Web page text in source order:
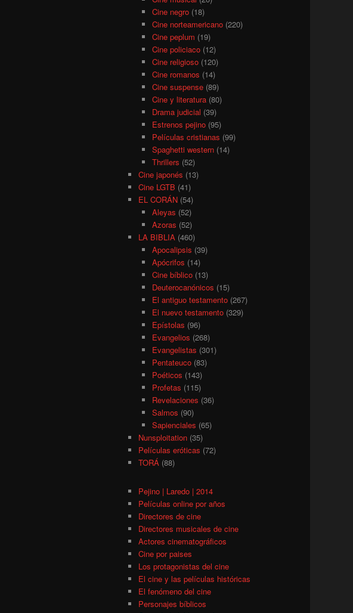
Cine negro(18)
Cine norteamericano(220)
Cine peplum (19)
Cine policiaco(12)
Cine religioso(120)
Cine romanos (14)
Cine suspense(89)
Cine y literatura(80)
Drama judicial (39)
Estrenos pejino(95)
Películas cristianas (99)
Spaghetti western(14)
Thrillers (52)
Cine japonés (13)
Cine LGTB (41)
EL CORÁN (54)
Aleyas (52)
Azoras (52)
LA BIBLIA (460)
Apocalipsis (39)
Apócrifos (14)
Cine bíblico(13)
Deuterocanónicos (15)
El antiguo testamento(267)
El nuevo testamento(329)
Epístolas (96)
Evangelios (268)
Evangelistas (301)
Pentateuco(83)
Poéticos (143)
Profetas (115)
Revelaciones (36)
Salmos (90)
Sapienciales (65)
Nunsploitation (35)
Películas eróticas (72)
TORÁ (88)
Pejino | Laredo | 2014
Películas online por años
Directores de cine
Directores musicales de cine
Actores cinematográficos
Cine por paises
Los protagonistas del cine
El cine y las películas históricas
El fenómeno del cine
Personajes bíblicos